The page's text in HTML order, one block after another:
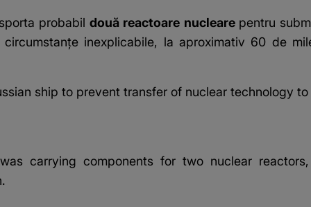
probabildouă reactoare nucleare pentru
inexplicabile, la aproximativ 60 de
ship to prevent transfer of nuclear technology
carrying components for two nuclear